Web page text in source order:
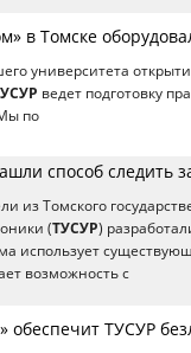
в Томске
университета
ведет подготовку
по
способ следить
из Томского
(ТУСУР)
использует
возможность с
обеспечит ТУСУР